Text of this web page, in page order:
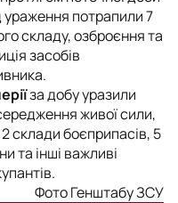
ураження потрапили 7
складу, озброєння та
засобів
за добу уразили
живої сили,
2 склади боєприпасів, 5
та інші важливі
Фото Генштабу ЗСУ